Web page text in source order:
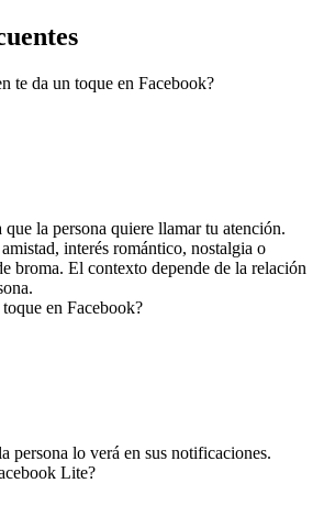
te da un toque en Facebook?
la persona quiere llamar tu atención.
interés romántico, nostalgia o
broma. El contexto depende de la relación
en Facebook?
persona lo verá en sus notificaciones.
Lite?